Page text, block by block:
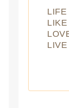
LIFE
LIKE